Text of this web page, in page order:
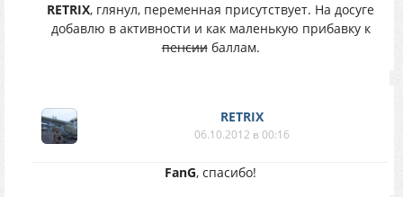
RETRIX, глянул, переменная присутствует. На досуге
добавлю в активности и как маленькую прибавку к
пенсиибаллам.
RETRIX
06.10.2012 в 00:16
FanG, спасибо!